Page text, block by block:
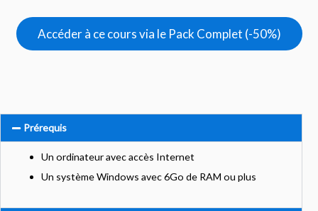
Prérequis
Un ordinateur avec accès Internet
Un système Windows avec 6Go de RAM ou plus
Accéder à ce cours via le Pack Complet (-50%)